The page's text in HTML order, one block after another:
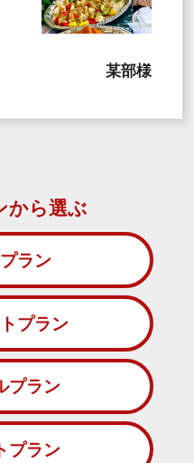
某部様
から選ぶ
ラン
プラン
プラン
プラン